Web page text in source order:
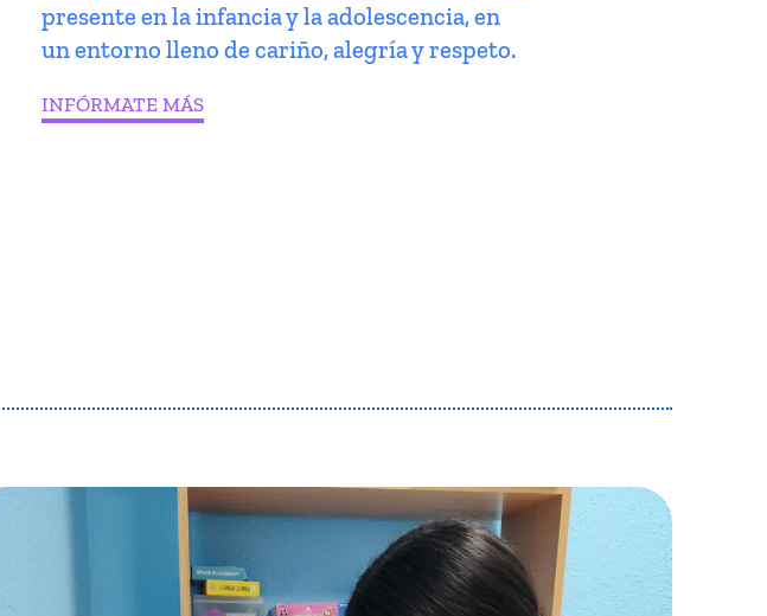
presente en la infancia y la adolescencia, en
un entorno lleno de cariño, alegría y respeto.
INFÓRMATE MÁS